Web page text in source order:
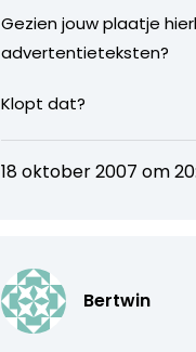
Gezien jouw plaatje
advertentieteksten?
Klopt dat?
18 oktober 2007 om
Bertwin